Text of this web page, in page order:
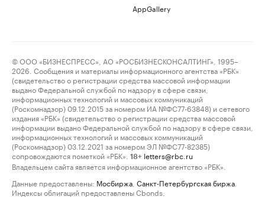
AppGallery
© ООО «БИЗНЕСПРЕСС», АО «РОСБИЗНЕСКОНСАЛТИНГ», 1995–
2026. Сообщения и материалы информационного агентства «РБК»
(свидетельство о регистрации средства массовой информации
выдано Федеральной службой по надзору в сфере связи,
информационных технологий и массовых коммуникаций
(Роскомнадзор) 09.12.2015 за номером ИА №ФС77-63848) и сетевого
издания «РБК» (свидетельство о регистрации средства массовой
информации выдано Федеральной службой по надзору в сфере связи,
информационных технологий и массовых коммуникаций
(Роскомнадзор) 03.12.2021 за номером ЭЛ №ФС77-82385)
сопровождаются пометкой «РБК».
18+ letters@rbc.ru
Владельцем сайта является информационное агентство «РБК».
Данные предоставлены: Мосбиржа Санкт-Петербургская биржа
Индексы облигаций предоставлены Cbonds.